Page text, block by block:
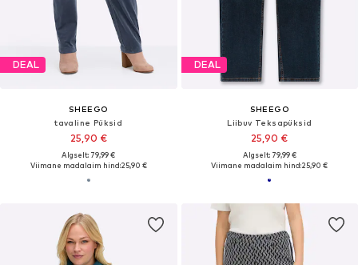
DEAL
SHEEGO
tavaline Püksid
25,90 €
Algselt: 79,99 €
Viimane madalaim hind:25,90 €
DEAL
SHEEGO
Liibuv Teksapüksid
25,90 €
Algselt: 79,99 €
Viimane madalaim hind:25,90 €